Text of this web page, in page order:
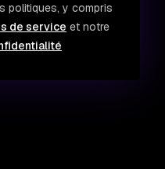
politiques, y compris
de service et notre